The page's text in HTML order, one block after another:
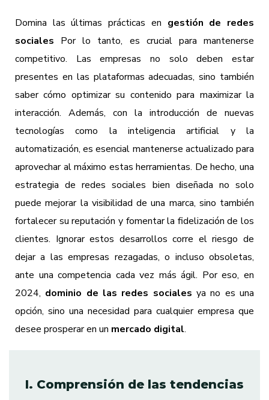
Domina las últimas prácticas en gestión de redes
sociales Por lo tanto, es crucial para mantenerse
competitivo. Las empresas no solo deben estar
presentes en las plataformas adecuadas, sino también
saber cómo optimizar su contenido para maximizar la
interacción. Además, con la introducción de nuevas
tecnologías como la inteligencia artificial y la
automatización, es esencial mantenerse actualizado para
aprovechar al máximo estas herramientas. De hecho, una
estrategia de redes sociales bien diseñada no solo
puede mejorar la visibilidad de una marca, sino también
fortalecer su reputación y fomentar la fidelización de los
clientes. Ignorar estos desarrollos corre el riesgo de
dejar a las empresas rezagadas, o incluso obsoletas,
ante una competencia cada vez más ágil. Por eso, en
2024, dominio de las redes sociales ya no es una
opción, sino una necesidad para cualquier empresa que
desee prosperar en un mercado digital.
I. Comprensión de las tendencias